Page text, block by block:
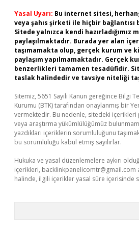
Yasal Uyarı: Bu internet sitesi,
veya şahıs şirketi ile hiçbir bağlantısı
Sitede yalnızca kendi hazırladığımız
paylaşılmaktadır. Burada yer alan
taşımamakta olup, gerçek kurum ve
paylaşım yapılmamaktadır. Gerçek
benzerlikleri tamamen tesadüfidir.
taslak halindedir ve tavsiye niteliği
Sitemiz, 5651 Sayılı Kanun gereğince Bilgi
Kurumu (BTK) tarafından onaylanmış bir
vermektedir. Bu nedenle, sitedeki
veya araştırma yükümlülüğümüz
yazdıkları içeriklerin sorumluluğunu
bu sorumluluğu kabul etmiş sayılırlar.
Hukuka ve yasal düzenlemelere aykırı
içerikleri, backlinkpanelicomtr@gmail.com
halinde, ilgili içerikler yasal süre içerisinde